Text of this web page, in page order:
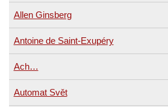
Allen Ginsberg
Antoine de Saint-Exupéry
Ach…
Automat Svět